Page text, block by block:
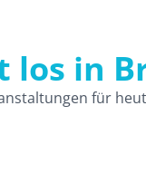
Veranstaltungen
los in
für